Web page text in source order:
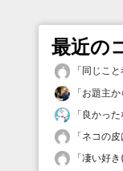
最近の
「同じこ
「お題主
「 良かっ
「ネコの
「凄い好